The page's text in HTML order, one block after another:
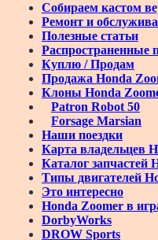
Собираем кастом
Ремонт и
Полезные статьи
Распространенные
Куплю / Продам
Продажа Honda
Клоны Honda
Patron Robot 50
Forsage Marsian
Наши поездки
Карта владельцев
Каталог запчастей
Типы двигателей
Это интересно
Honda Zoomer в
DorbyWorks
DROW Sports